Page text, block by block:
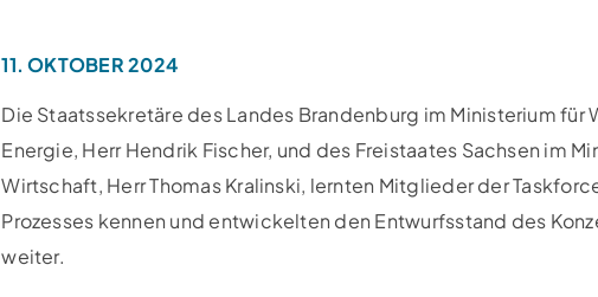
11. OKTOBER 2024
Die Staatssekretäre des Landes Brandenburg im Ministerium für
Energie, Herr Hendrik Fischer, und des Freistaates Sachsen im
Wirtschaft, Herr Thomas Kralinski, lernten Mitglieder der
Prozesses kennen und entwickelten den Entwurfsstand des
weiter.